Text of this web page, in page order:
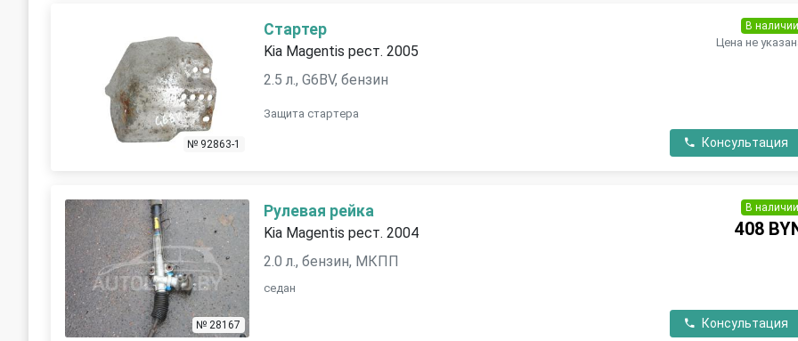
№ 92863-1
Стартер
Kia Magentis рест. 2005
2.5 л., G6BV, бензин
Защита стартера
В наличии
Цена не
Консультация
№ 28167
Рулевая рейка
Kia Magentis рест. 2004
2.0 л., бензин, МКПП
седан
В наличии
408
Консультация